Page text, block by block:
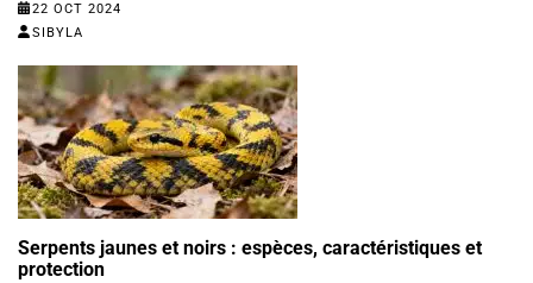
22 OCT 2024
SIBYLA
Serpents jaunes et noirs : espèces, caractéristiques et
protection